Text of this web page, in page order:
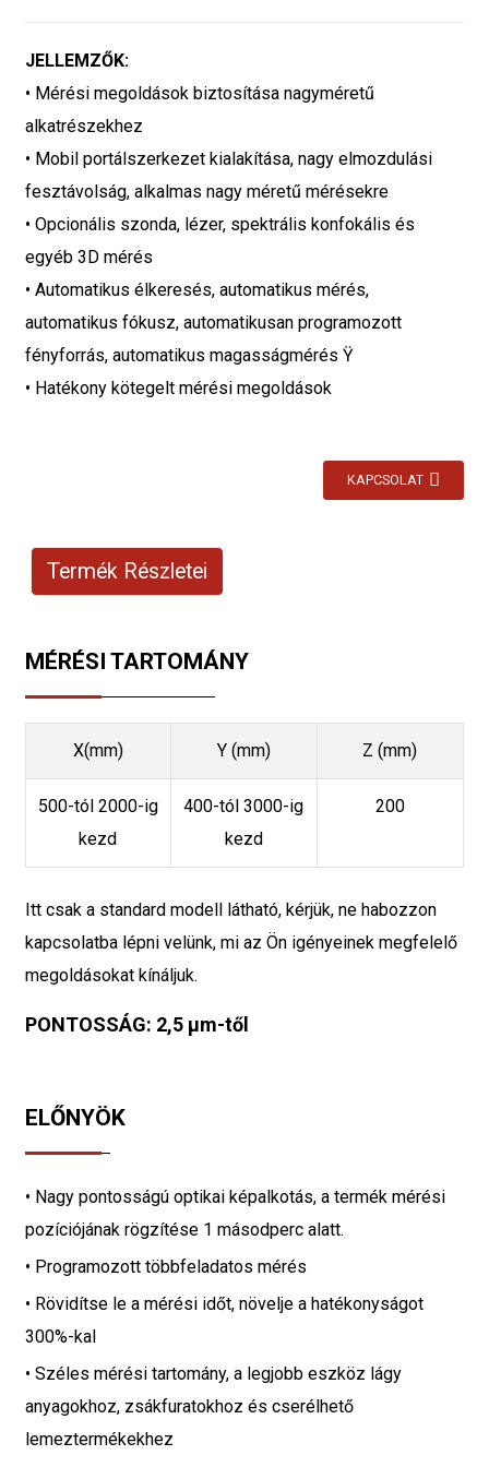
JELLEMZŐK:
• Mérési megoldások biztosítása nagyméretű
alkatrészekhez
• Mobil portálszerkezet kialakítása, nagy elmozdulási
fesztávolság, alkalmas nagy méretű mérésekre
• Opcionális szonda, lézer, spektrális konfokális és
egyéb 3D mérés
• Automatikus élkeresés, automatikus mérés,
automatikus fókusz, automatikusan programozott
fényforrás, automatikus magasságmérés Ÿ
• Hatékony kötegelt mérési megoldások
KAPCSOLAT
Termék Részletei
MÉRÉSI TARTOMÁNY
X(mm) Y (mm) Z (mm)
500-tól 2000-ig
kezd
400-tól 3000-ig
kezd
200
Itt csak a standard modell látható, kérjük, ne habozzon
kapcsolatba lépni velünk, mi az Ön igényeinek megfelelő
megoldásokat kínáljuk.
PONTOSSÁG: 2,5 µm-től
ELŐNYÖK
• Nagy pontosságú optikai képalkotás, a termék mérési
pozíciójának rögzítése 1 másodperc alatt.
• Programozott többfeladatos mérés
• Rövidítse le a mérési időt, növelje a hatékonyságot
300%-kal
• Széles mérési tartomány, a legjobb eszköz lágy
anyagokhoz, zsákfuratokhoz és cserélhető
lemeztermékekhez